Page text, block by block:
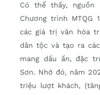
Có thể thấy,
Chương trình MTQG
các giá trị văn hóa
dân tộc và tạo ra
mang dấu ấn, đặc
Sơn. Nhờ đó, năm
triệu lượt khách,